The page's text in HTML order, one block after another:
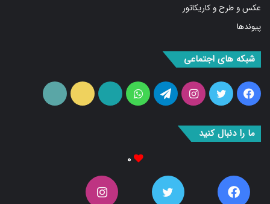
عکس و طرح و کاریکاتور
پیوندها
شبکه های اجتماعی
فیس
توییتر اینستاگرامتلگرام واتس
آپارات ایتا
ما را دنبال کنید
۰